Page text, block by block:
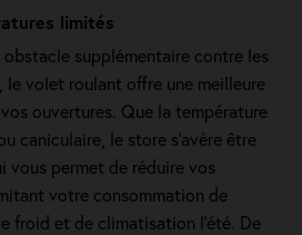
limités
supplémentaire contre les
le volet roulant offre une meilleure
ouvertures. Que la température
caniculaire, le store s'avère être
vous permet de réduire vos
votre consommation de
froid et de climatisation l’été. De